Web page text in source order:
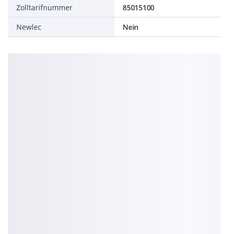
Zolltarifnummer
85015100
Newlec
Nein